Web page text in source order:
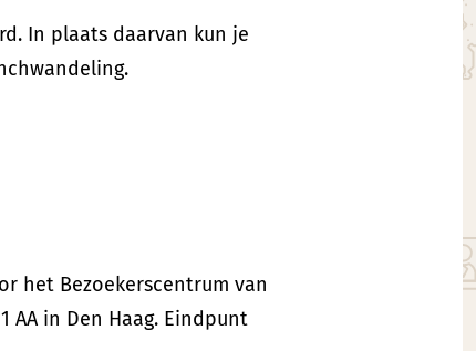
In plaats daarvan kun je
het Bezoekerscentrum van
AA in Den Haag. Eindpunt